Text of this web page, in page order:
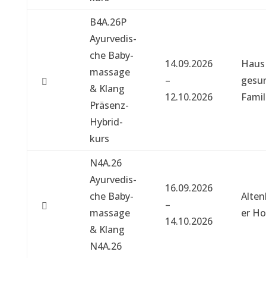
B4A.26P
Ayurvedis­
che Baby­
mas­sage
& Klang
Präsenz-
Hybrid­
kurs
14.09.2026
–
12.10.2026
N4A.26
Ayurvedis­
che Baby­
mas­sage
& Klang
N4A.26
16.09.2026
–
14.10.2026
er